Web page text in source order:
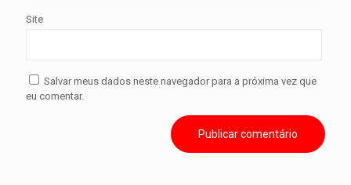
Site
Salvar meus dados neste navegador para a próxima vez que
eu comentar.